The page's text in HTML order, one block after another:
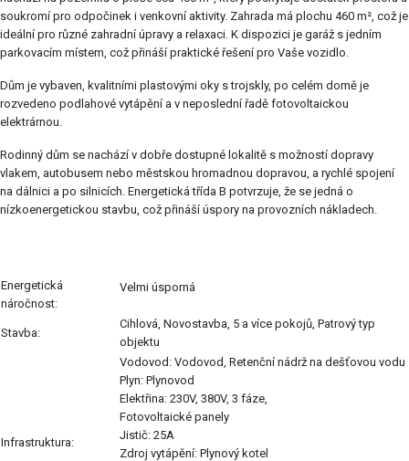
soukromí pro odpočinek i venkovní aktivity. Zahrada má plochu 460 m², což je
ideální pro různé zahradní úpravy a relaxaci. K dispozici je garáž s jedním
parkovacím místem, což přináší praktické řešení pro Vaše vozidlo.
Dům je vybaven, kvalitními plastovými oky s trojskly, po celém domě je
rozvedeno podlahové vytápění a v neposlední řadě fotovoltaickou
elektrárnou.
Rodinný dům se nachází v dobře dostupné lokalitě s možností dopravy
vlakem, autobusem nebo městskou hromadnou dopravou, a rychlé spojení
na dálnici a po silnicích. Energetická třída B potvrzuje, že se jedná o
nízkoenergetickou stavbu, což přináší úspory na provozních nákladech.
Energetická
náročnost:
Velmi úsporná
Stavba:
Cihlová, Novostavba, 5 a více pokojů, Patrový typ
objektu
Infrastruktura:
Vodovod: Vodovod, Retenční nádrž na dešťovou vodu
Plyn: Plynovod
Elektřina: 230V, 380V, 3 fáze,
Fotovoltaické panely
Jistič: 25A
Zdroj vytápění: Plynový kotel